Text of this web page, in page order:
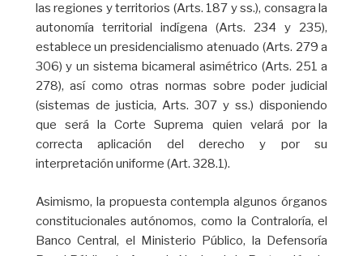
las regiones y territorios (Arts. 187 y ss.), consagra la
autonomía territorial indígena (Arts. 234 y 235),
establece un presidencialismo atenuado (Arts. 279 a
306) y un sistema bicameral asimétrico (Arts. 251 a
278), así como otras normas sobre poder judicial
(sistemas de justicia, Arts. 307 y ss.) disponiendo
que será la Corte Suprema quien velará por la
correcta aplicación del derecho y por su
interpretación uniforme (Art. 328.1).
Asimismo, la propuesta contempla algunos órganos
constitucionales autónomos, como la Contraloría, el
Banco Central, el Ministerio Público, la Defensoría